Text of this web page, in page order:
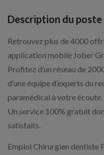
Description du poste
Retrouvez plus de 4000
application mobile Jober
Profitez d’un réseau de
d’une équipe d’experts du
paramédical à votre écoute.
Un service 100% gratuit
satisfaits.
Emploi Chirurgien dentiste